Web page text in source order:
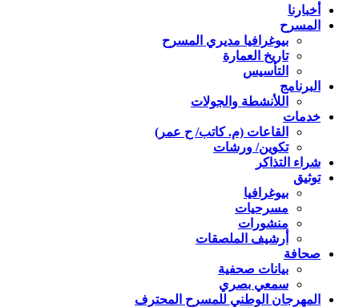
أخبارنا
المسرح
بيوغرافيا مديري المسرح
تاريخ العمارة
التأسيس
البرنامج
اللأنشطة والجولات
خدمات
القاعات (م. كاتب/ ح عمر)
تكوين/ ورشات
شراء التذاكر
توثيق
بيوغرافيا
مسرحيات
منشورات
أرشيف الملصقات
صحافة
بيانات صحفية
سمعي بصري
المهرجان الوطني للمسرح المحترف